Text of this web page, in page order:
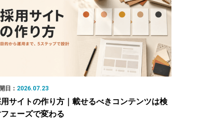
日： 2026.07.23
サイトの作り方｜載せるべきコンテンツは検
ェーズで変わる